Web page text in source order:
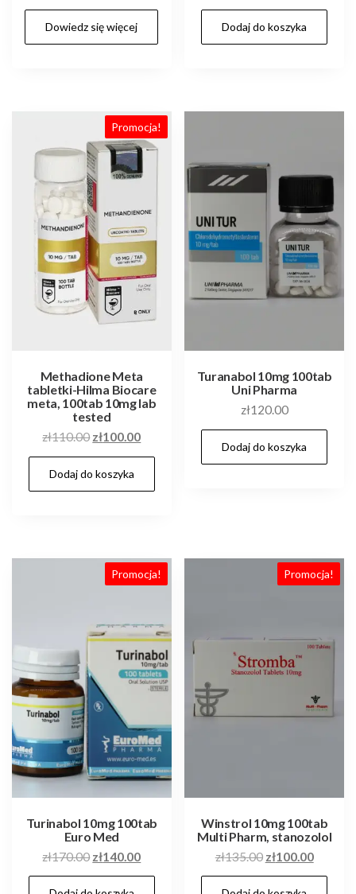
cena
wynosiła:
zł170.00.
cena
zł150.00.
Dowiedz się więcej Dodaj do koszyka
Promocja!
Methadione Meta
tabletki-Hilma Biocare
meta, 100tab 10mg lab
tested
zł110.00 Pierwotna
cena
wynosiła:
zł110.00.
zł100.00Aktualna
cena
zł100.00.
Dodaj do koszyka
Turanabol 10mg 100tab
Uni Pharma
zł120.00
Dodaj do koszyka
Promocja!
Turinabol 10mg 100tab
Euro Med
zł170.00 Pierwotna
cena
zł140.00Aktualna
cena
Promocja!
Winstrol 10mg 100tab
Multi Pharm, stanozolol
zł135.00 Pierwotna
cena
zł100.00
cena